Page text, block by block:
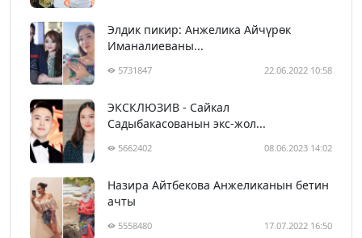
Элдик пикир: Анжелика Айчүрөк
Иманалиеваны...
5731847 22.06.2022 10:58
ЭКСКЛЮЗИВ - Сайкал
Садыбакасованын экс-жол...
5662402 08.06.2023 14:02
Назира Айтбекова Анжеликанын бетин
ачты
5558480 17.07.2022 16:50